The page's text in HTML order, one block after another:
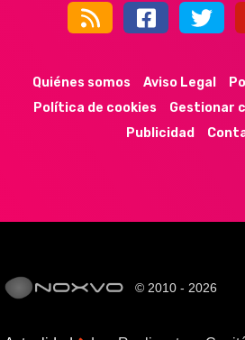
44k 9k
Quiénes somos Aviso Legal
Política de cookies
Gestionar
Publicidad
© 2010 - 2026